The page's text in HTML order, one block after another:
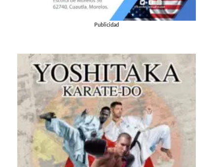
Publicidad